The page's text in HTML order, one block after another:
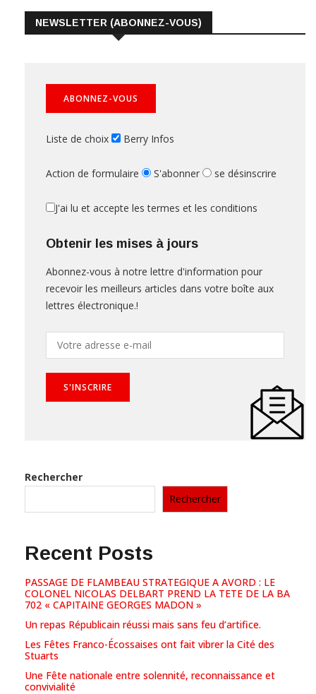
NEWSLETTER (ABONNEZ-VOUS)
Liste de choix Berry Infos
Action de formulaire S'abonner se désinscrire
J'ai lu et accepte les termes et les conditions
Obtenir les mises à jours
Abonnez-vous à notre lettre d'information pour
recevoir les meilleurs articles dans votre boîte aux
lettres électronique.!
Rechercher
Rechercher
Recent Posts
PASSAGE DE FLAMBEAU STRATEGIQUE A AVORD : LE
COLONEL NICOLAS DELBART PREND LA TETE DE LA BA
702 « CAPITAINE GEORGES MADON »
Un repas Républicain réussi mais sans feu d’artifice.
Les Fêtes Franco-Écossaises ont fait vibrer la Cité des
Stuarts
Une Fête nationale entre solennité, reconnaissance et
convivialité